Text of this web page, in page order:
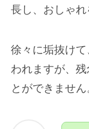
長し、おしゃれ
徐々に垢抜け
われますが、
とができません